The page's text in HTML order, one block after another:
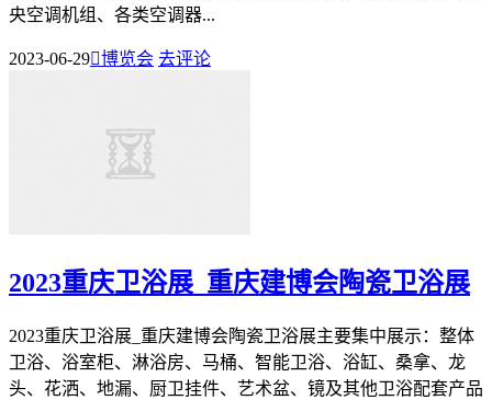
央空调机组、各类空调器...
2023-06-29博览会 去评论
2023重庆卫浴展_重庆建博会陶瓷卫浴展
2023重庆卫浴展_重庆建博会陶瓷卫浴展主要集中展示：整体
卫浴、浴室柜、淋浴房、马桶、智能卫浴、浴缸、桑拿、龙
头、花洒、地漏、厨卫挂件、艺术盆、镜及其他卫浴配套产品